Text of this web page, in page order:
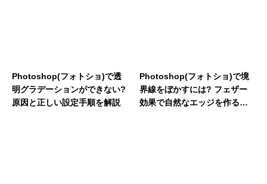
Photoshop(フォトショ)で透
明グラデーションができない?
原因と正しい設定手順を解説
Photoshop(フォトショ)で境
界線をぼかすには? フェザー
効果で自然なエッジを作る方